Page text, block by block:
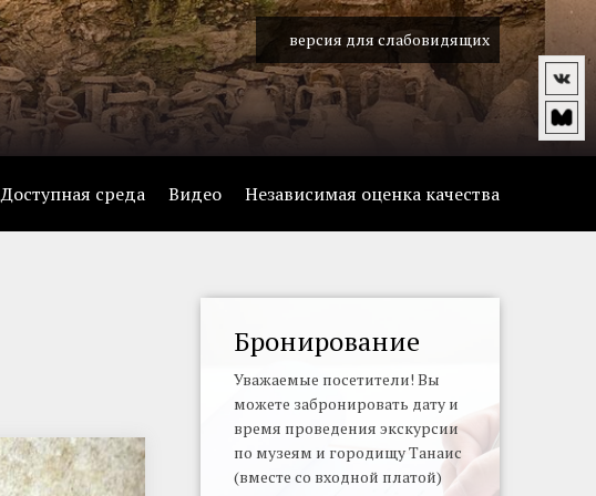
версия для слабовидящих
Доступная среда Видео Независимая оценка качества
Бронирование
Уважаемые посетители! Вы
можете забронировать дату и
время проведения экскурсии
по музеям и городищу Танаис
(вместе со входной платой)